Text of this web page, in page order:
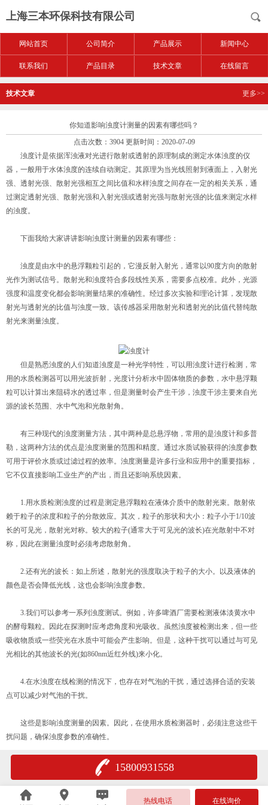
上海三本环保科技有限公司
网站首页 公司简介 产品展示 新闻中心
联系我们 产品目录 技术文章 在线留言
技术文章 更多>>
你知道影响浊度计测量的因素有哪些吗？
点击次数：3904 更新时间：2020-07-09
浊度计是依据浑浊液对光进行散射或透射的原理制成的测定水体浊度的仪
器，一般用于水体浊度的连续自动测定。其原理为当光线照射到液面上，入射光
强、透射光强、散射光强相互之间比值和水样浊度之间存在一定的相关关系，通
过测定透射光强、散射光强和入射光强或透射光强与散射光强的比值来测定水样
的浊度。
下面我给大家讲讲影响浊度计测量的因素有哪些：
浊度是由水中的悬浮颗粒引起的，它漫反射入射光，通常以90度方向的散射
光作为测试信号。散射光和浊度符合多段线性关系，需要多点校准。此外，光源
强度和温度变化都会影响测量结果的准确性。经过多次实验和理论计算，发现散
射光与透射光的比值与浊度一致。该传感器采用散射光和透射光的比值代替纯散
射光来测量浊度。
但是熟悉浊度的人们知道浊度是一种光学特性，可以用浊度计进行检测，常
用的水质检测器可以用光波折射，光度计分析水中固体物质的参数，水中悬浮颗
粒可以计算出来阻碍水的透过率，但是测量时会产生干涉，浊度干涉主要来自光
源的波长范围、水中气泡和光散射角。
有三种现代的浊度测量方法，其中两种是总悬浮物，常用的是浊度计和多普
勒，这两种方法的优点是浊度测量的范围和精度。通过水质试验获得的浊度参数
可用于评价水质或过滤过程的效率。浊度测量是许多行业和应用中的重要指标，
它不仅直接影响工业生产的产出，而且还影响系统因素。
1.用水质检测浊度的过程是测定悬浮颗粒在液体介质中的散射光束。散射依
赖于粒子的浓度和粒子的分散效应。其次，粒子的形状和大小：粒子小于1/10波
长的可见光，散射光对称。较大的粒子(通常大于可见光的波长)在光散射中不对
称，因此在测量浊度时必须考虑散射角。
2.还有光的波长：如上所述，散射光的强度取决于粒子的大小。以及液体的
颜色是否会降低光线，这也会影响浊度参数。
3.我们可以参考一系列浊度测试。例如，许多啤酒厂需要检测液体淡黄水中
的酵母颗粒。因此在探测时应考虑角度和光吸收。虽然浊度被检测出来，但一些
吸收物质或一些荧光在水质中可能会产生影响。但是，这种干扰可以通过与可见
光相比的其他波长的光(如860nm近红外线)来小化。
4.在水浊度在线检测的情况下，也存在对气泡的干扰，通过选择合适的安装
点可以减少对气泡的干扰。
这些是影响浊度测量的因素。因此，在使用水质检测器时，必须注意这些干
扰问题，确保浊度参数的准确性。
15800931558
热线电话 在线询价